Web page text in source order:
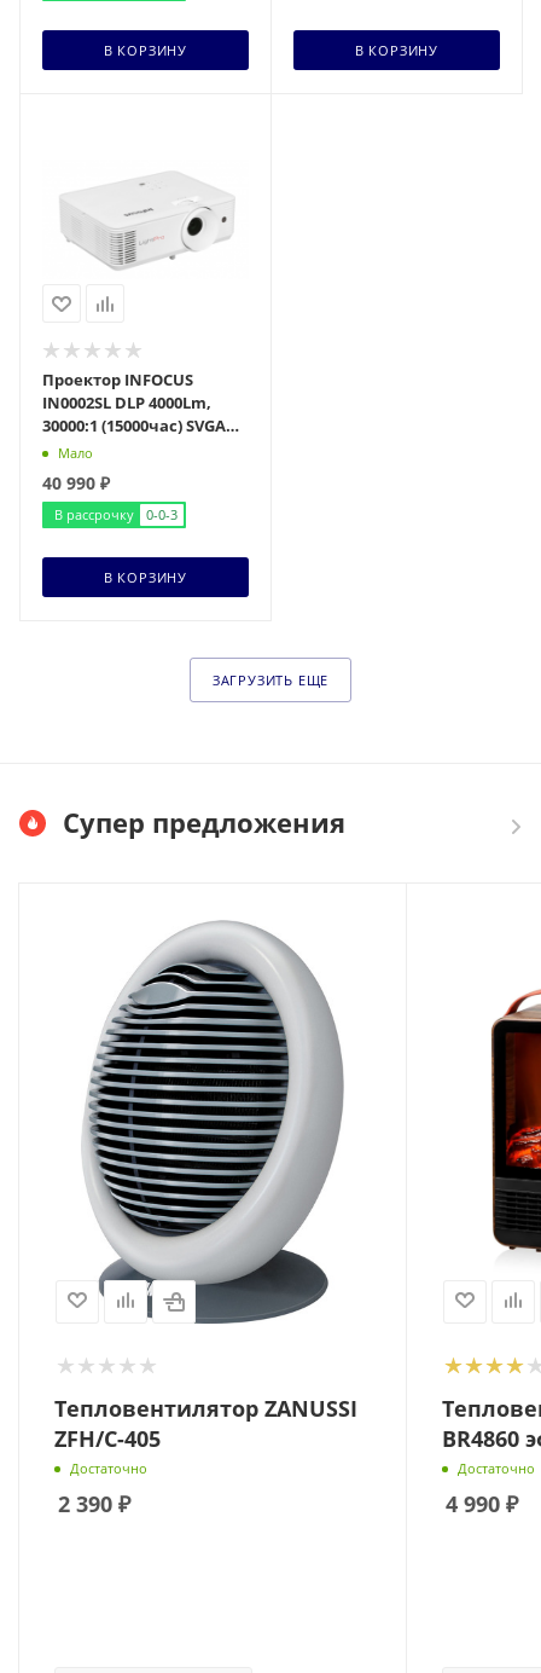
В КОРЗИНУ В КОРЗИНУ
Проектор INFOCUS
IN0002SL DLP 4000Lm,
30000:1 (15000час) SVGA
HDM
Мало
40 990 ₽
В рассрочку 0-0-3
В КОРЗИНУ
ЗАГРУЗИТЬ ЕЩЕ
Супер предложения
Тепловентилятор ZANUSSI
ZFH/C-405
Достаточно
2 390 ₽
BR4860
Достаточно
4 990 ₽